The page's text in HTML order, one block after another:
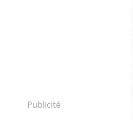
Publicité